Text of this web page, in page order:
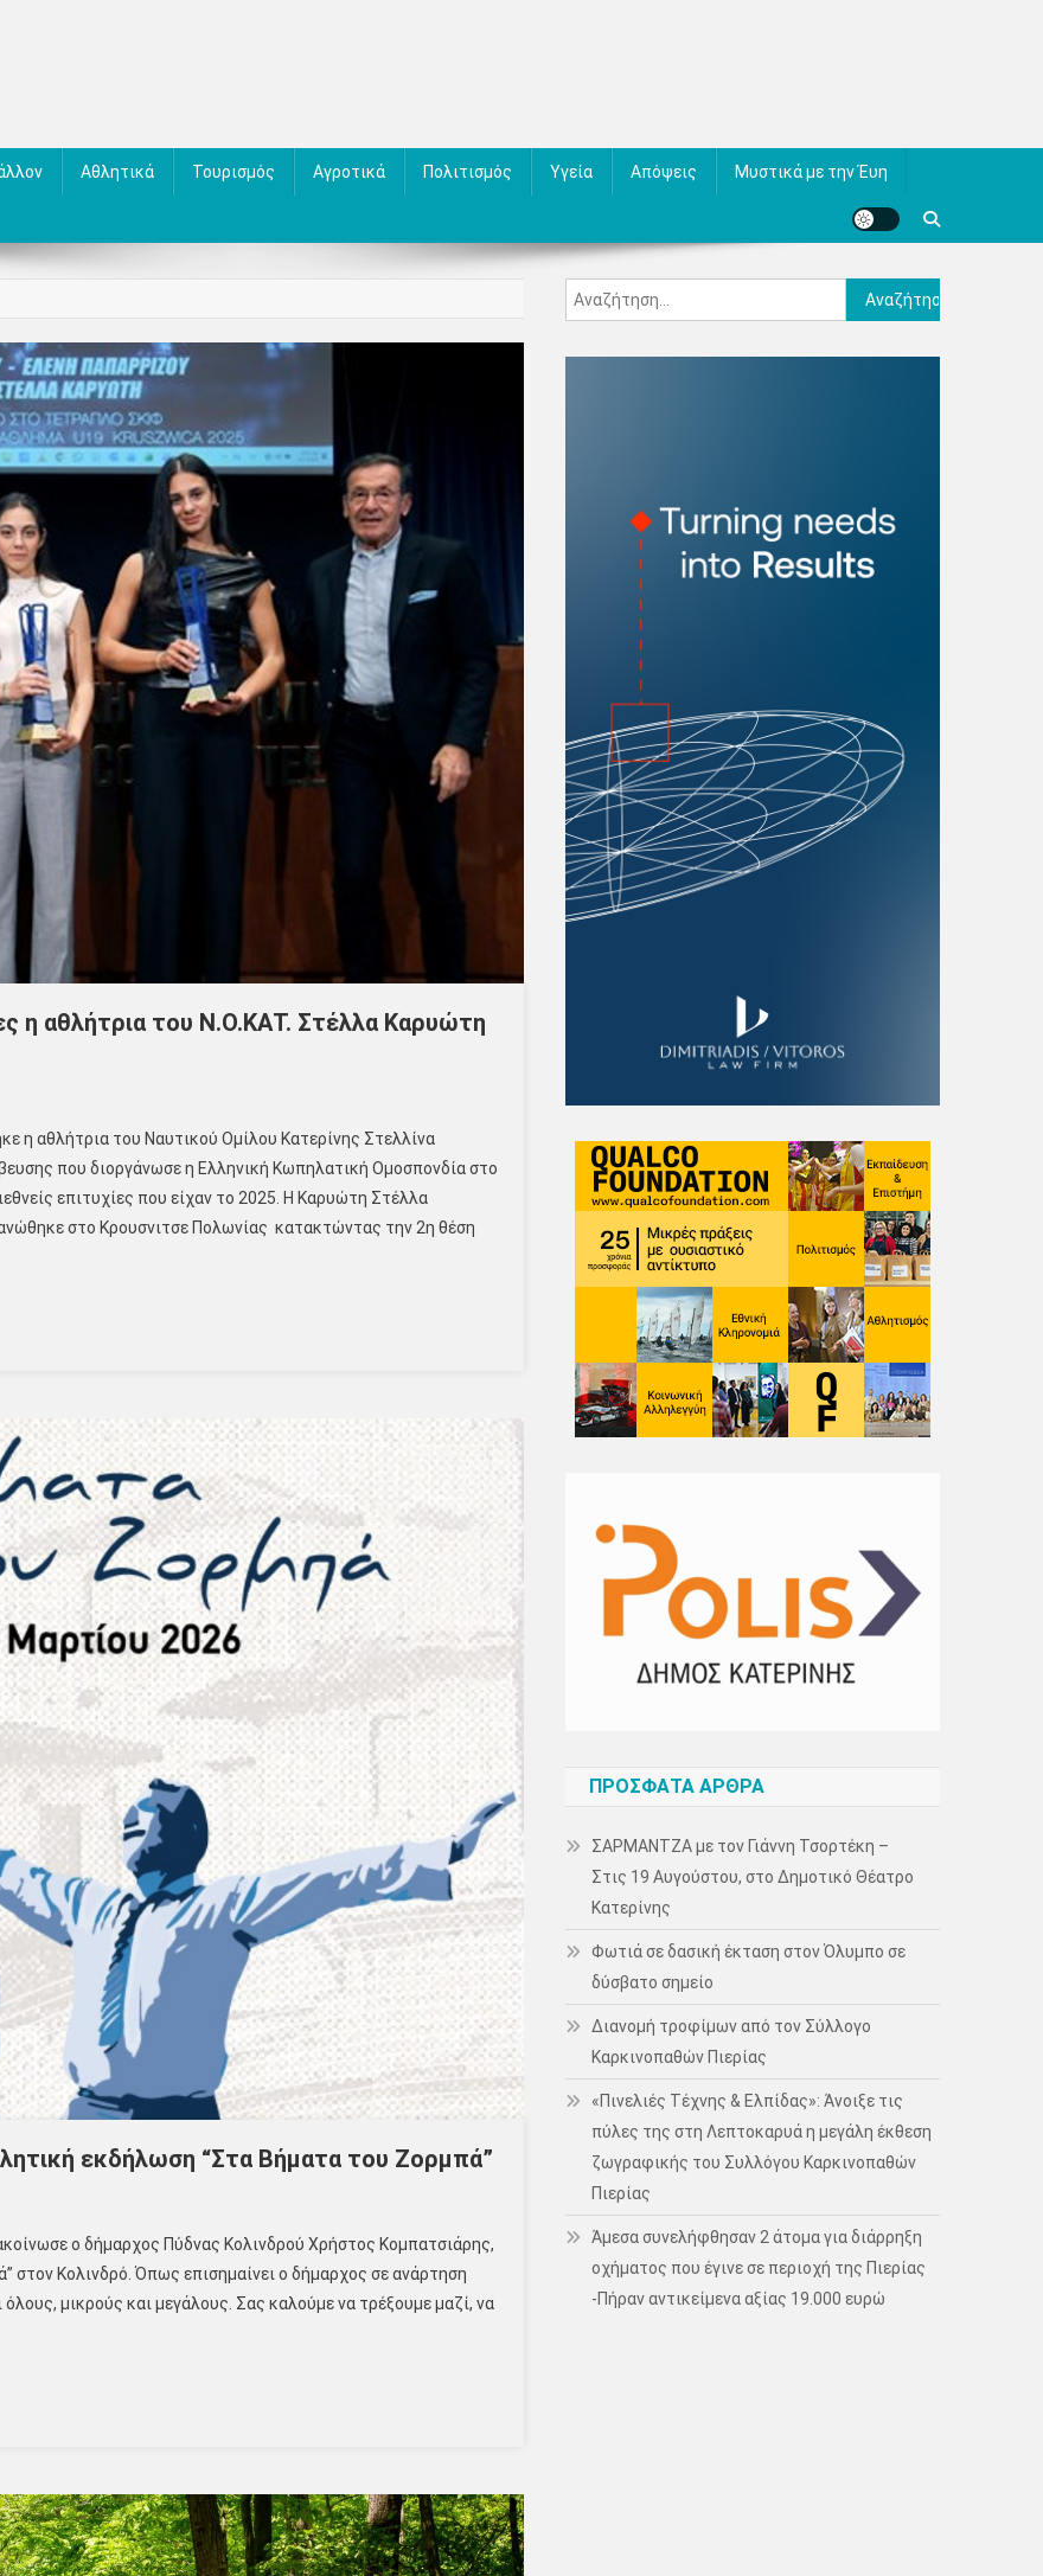
Αθλητικά Τουρισμός Αγροτικά Πολιτισμός Υγεία Απόψεις Μυστικά με την Έυη
η αθλήτρια του Ν.Ο.ΚΑΤ. Στέλλα Καρυώτη
η αθλήτρια του Ναυτικού Ομίλου Κατερίνης Στελλίνα
που διοργάνωσε η Ελληνική Κωπηλατική Ομοσπονδία στο
επιτυχίες που είχαν το 2025. Η Καρυώτη Στέλλα
στο Κρουσνιτσε Πολωνίας κατακτώντας την 2η θέση
εκδήλωση “Στα Βήματα του Ζορμπά”
ο δήμαρχος Πύδνας Κολινδρού Χρήστος Κομπατσιάρης,
Κολινδρό. Όπως επισημαίνει ο δήμαρχος σε ανάρτηση
μικρούς και μεγάλους. Σας καλούμε να τρέξουμε μαζί, να
Αναζήτηση
για:
ΠΡΌΣΦΑΤΑ ΆΡΘΡΑ
ΣΑΡΜΑΝΤΖΑ με τον Γιάννη Τσορτέκη –
Στις 19 Αυγούστου, στο Δημοτικό Θέατρο
Κατερίνης
Φωτιά σε δασική έκταση στον Όλυμπο σε
δύσβατο σημείο
Διανομή τροφίμων από τον Σύλλογο
Καρκινοπαθών Πιερίας
«Πινελιές Τέχνης & Ελπίδας»: Άνοιξε τις
πύλες της στη Λεπτοκαρυά η μεγάλη έκθεση
ζωγραφικής του Συλλόγου Καρκινοπαθών
Πιερίας
Άμεσα συνελήφθησαν 2 άτομα για διάρρηξη
οχήματος που έγινε σε περιοχή της Πιερίας
-Πήραν αντικείμενα αξίας 19.000 ευρώ